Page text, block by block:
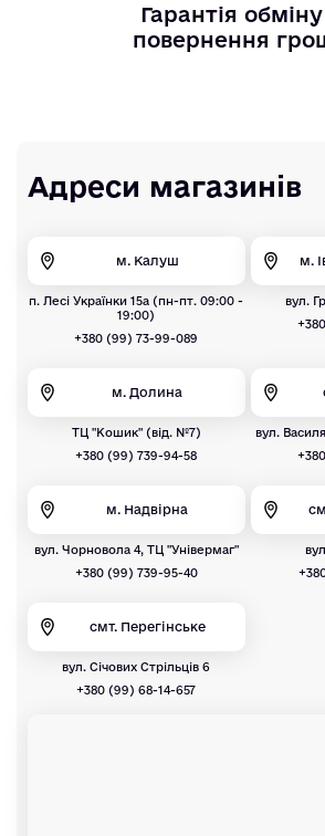
Гарантія
повернення
Адреси магазинів
м. Калуш
п. Лесі Українки 15а (пн-пт. 09:00 -
19:00)
+380 (99) 73-99-089
м.
вул.
м. Долина
ТЦ "Кошик" (від. №7)
+380 (99) 739-94-58
вул.
м. Надвірна
вул. Чорновола 4, ТЦ "Універмаг"
+380 (99) 739-95-40
смт. Перегінське
вул. Січових Стрільців 6
+380 (99) 68-14-657